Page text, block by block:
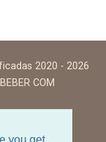
2020 - 2026
COM